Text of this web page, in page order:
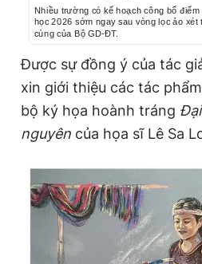
Nhiều trường có kế hoạch công bố
học 2026 sớm ngay sau vòng lọc ảo xét
cùng của Bộ GD-ĐT.
Được sự đồng ý của tác
xin giới thiệu các tác
bộ ký họa hoành tráng
nguyên của họa sĩ Lê Sa